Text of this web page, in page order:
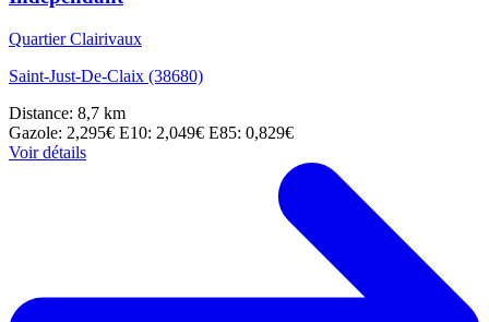
Quartier Clairivaux
Saint-Just-De-Claix (38680)
Distance: 8,7 km
Gazole: 2,295€ E10: 2,049€ E85: 0,829€
Voir détails